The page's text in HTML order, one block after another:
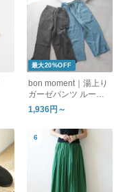
最大20%OFF
bon moment｜湯上り
ガーゼパンツ ルーム
パンツ
1,936円～